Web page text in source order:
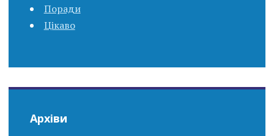
Поради
Цікаво
Архіви